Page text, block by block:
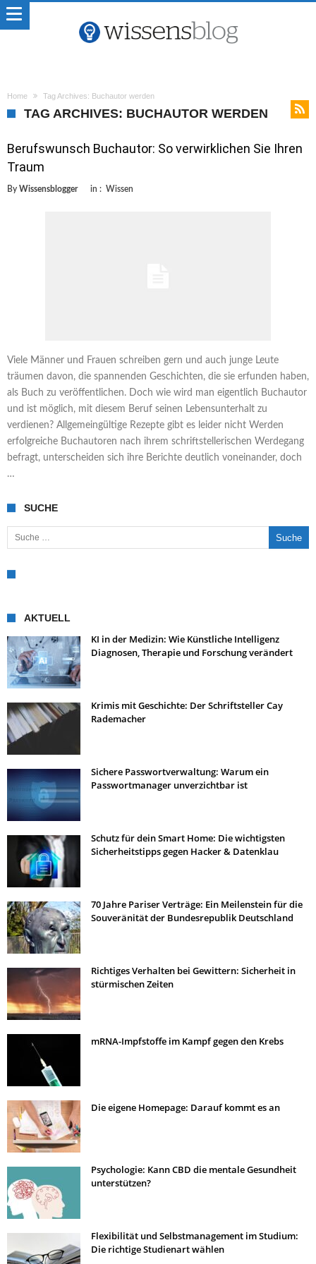
Home Tag Archives: Buchautor werden
TAG ARCHIVES: BUCHAUTOR WERDEN
Berufswunsch Buchautor: So verwirklichen Sie Ihren
Traum
By Wissensblogger in : Wissen
Viele Männer und Frauen schreiben gern und auch junge Leute
träumen davon, die spannenden Geschichten, die sie erfunden haben,
als Buch zu veröffentlichen. Doch wie wird man eigentlich Buchautor
und ist möglich, mit diesem Beruf seinen Lebensunterhalt zu
verdienen? Allgemeingültige Rezepte gibt es leider nicht Werden
erfolgreiche Buchautoren nach ihrem schriftstellerischen Werdegang
befragt, unterscheiden sich ihre Berichte deutlich voneinander, doch
…
SUCHE
Suche nach:
AKTUELL
KI in der Medizin: Wie Künstliche Intelligenz
Diagnosen, Therapie und Forschung verändert
Krimis mit Geschichte: Der Schriftsteller Cay
Rademacher
Sichere Passwortverwaltung: Warum ein
Passwortmanager unverzichtbar ist
Schutz für dein Smart Home: Die wichtigsten
Sicherheitstipps gegen Hacker & Datenklau
70 Jahre Pariser Verträge: Ein Meilenstein für die
Souveränität der Bundesrepublik Deutschland
Richtiges Verhalten bei Gewittern: Sicherheit in
stürmischen Zeiten
mRNA-Impfstoffe im Kampf gegen den Krebs
Die eigene Homepage: Darauf kommt es an
Psychologie: Kann CBD die mentale Gesundheit
unterstützen?
Flexibilität und Selbstmanagement im Studium:
Die richtige Studienart wählen